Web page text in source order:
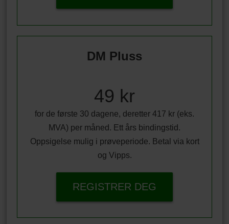
DM Pluss
49 kr
for de første 30 dagene, deretter 417 kr (eks.
MVA) per måned. Ett års bindingstid.
Oppsigelse mulig i prøveperiode. Betal via kort
og Vipps.
REGISTRER DEG